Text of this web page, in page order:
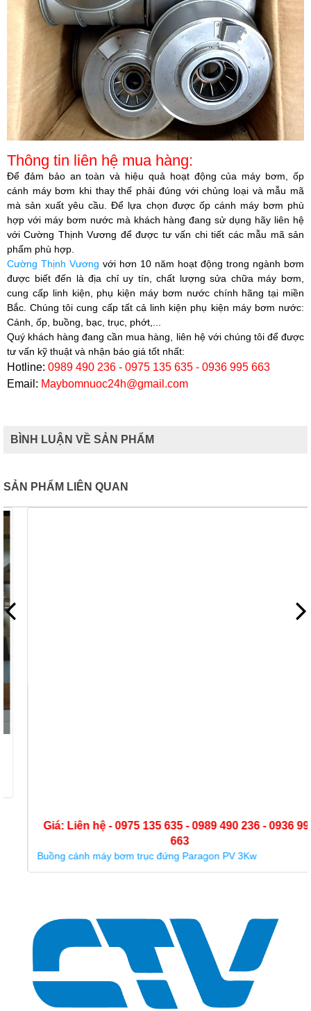
Thông tin liên hệ mua hàng:
Để đảm bảo an toàn và hiệu quả hoạt động của máy bơm, ốp
cánh máy bơm khi thay thế phải đúng với chủng loại và mẫu mã
mà sản xuất yêu cầu. Để lựa chọn được ốp cánh máy bơm phù
hợp với máy bơm nước mà khách hàng đang sử dụng hãy liên hệ
vớiCường Thịnh Vương để được tư vấn chi tiết các mẫu mã sản
phẩm phù hợp.​
Cường Thịnh Vương với hơn 10 năm hoạt động trong ngành bơm
được biết đến là địa chỉ uy tín, chất lượng sửa chữa máy bơm,
cung cấp linh kiện, phụ kiện máy bơm nước chính hãng tại miền
Bắc. Chúng tôi cung cấp tất cả linh kiện phụ kiện máy bơm nước:
Cánh, ốp, buồng, bạc, trục, phớt,...
Quý khách hàng đang cần mua hàng, liên hệ với chúng tôi để được
tư vấn kỹ thuật và nhận báo giá tốt nhất:
Hotline: 0989 490 236 - 0975 135 635 - 0936 995 663
Email: Maybomnuoc24h@gmail.com
BÌNH LUẬN VỀ SẢN PHẨM
SẢN PHẨM LIÊN QUAN
Giá: Liên hệ - 0975 135 635 - 0989 490 236 - 0936 995
Buồng cánh máy bơm trục đứng Paragon PV 3Kw